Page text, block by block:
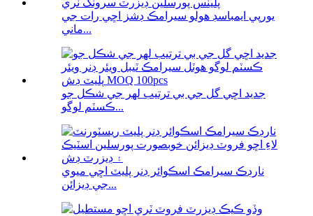
يورپي ايمباسڊ هولو سيرامڪ ڊشز اڇي رات جي
ماني...
جديد اڇي گل جي بي ترتيب لهر جي شڪل جو
ڪسٽم لوگو...
نارڊڪ سيرامڪ اسڪوائر ڊنر پليٽ اڇي ميوي
جي ڊيزائن...